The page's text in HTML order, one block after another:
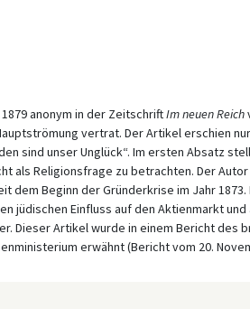
anonym in der ZeitschriftIm neuen Reich
vertrat. Der Artikel erschien
sind unser Unglück“. Im ersten Absatz
als Religionsfrage zu betrachten. Der
dem Beginn der Gründerkrise im Jahr
jüdischen Einfluss auf den Aktienmarkt
Dieser Artikel wurde in einem Bericht des
erwähnt (Bericht vom 20.